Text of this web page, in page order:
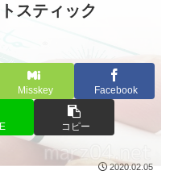
スティック
Misskey Facebook
コピー
2020.02.05